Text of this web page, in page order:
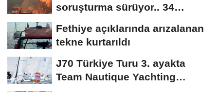
soruşturma sürüyor.. 34
Fethiye açıklarında arızalanan
tekne kurtarıldı
J70 Türkiye Turu 3. ayakta
Team Nautique Yachting